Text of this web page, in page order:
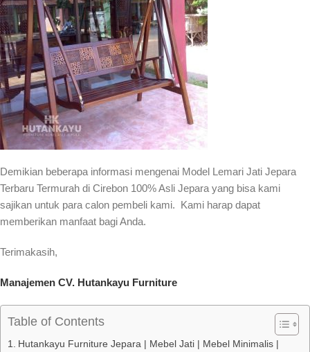
Demikian beberapa informasi mengenai Model Lemari Jati Jepara
Terbaru Termurah di Cirebon 100% Asli Jepara yang bisa kami
sajikan untuk para calon pembeli kami. Kami harap dapat
memberikan manfaat bagi Anda.
Terimakasih,
Manajemen CV. Hutankayu Furniture
Table of Contents
Hutankayu Furniture Jepara | Mebel Jati | Mebel Minimalis |